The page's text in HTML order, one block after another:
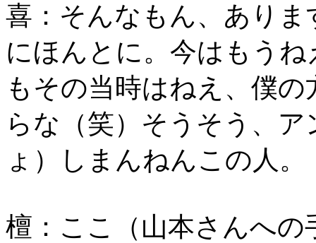
喜：そんなもん、あり
にほんとに。今はもう
もその当時はねえ、僕
らな（笑）そうそう、
ょ）しまんねんこの人
檀：ここ（山本さんへ